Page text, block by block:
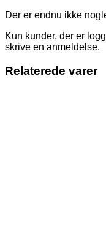
Der er endnu ikke
Kun kunder, der er
skrive en anmeldelse.
Relaterede varer